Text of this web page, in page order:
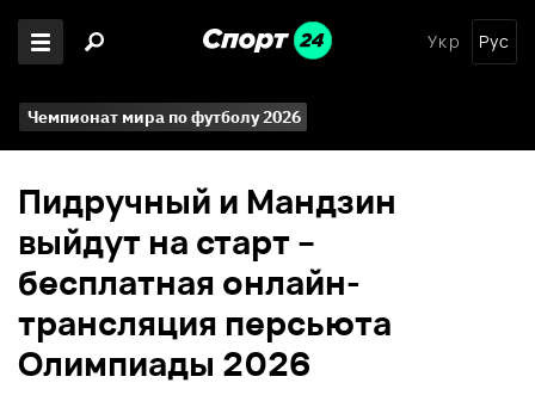
Укр Рус
Чемпионат мира по футболу 2026
Пидручный и Мандзин
выйдут на старт –
бесплатная онлайн-
трансляция персьюта
Олимпиады 2026